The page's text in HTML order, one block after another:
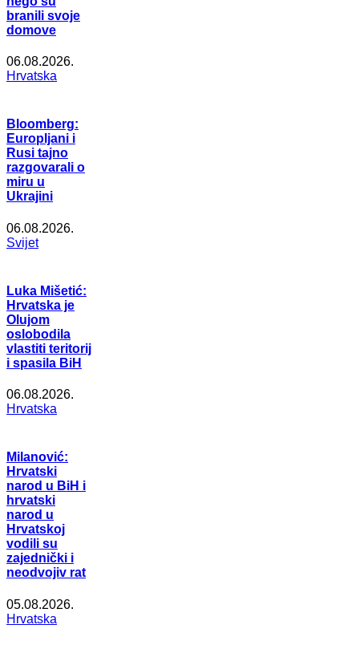
branili svoje
domove
06.08.2026.
Hrvatska
Bloomberg:
Europljani i
Rusi tajno
razgovarali o
miru u
Ukrajini
06.08.2026.
Svijet
Luka Mišetić:
Hrvatska je
Olujom
oslobodila
vlastiti teritorij
i spasila BiH
06.08.2026.
Hrvatska
Milanović:
Hrvatski
narod u BiH i
hrvatski
narod u
Hrvatskoj
vodili su
zajednički i
neodvojiv rat
05.08.2026.
Hrvatska